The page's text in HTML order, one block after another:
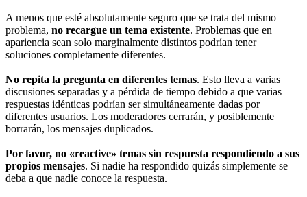
A menos que esté absolutamente seguro que se trata del mismo
problema, no recargue un tema existente. Problemas que en
apariencia sean solo marginalmente distintos podrían tener
soluciones completamente diferentes.
No repita la pregunta en diferentes temas. Esto lleva a varias
discusiones separadas y a pérdida de tiempo debido a que varias
respuestas idénticas podrían ser simultáneamente dadas por
diferentes usuarios. Los moderadores cerrarán, y posiblemente
borrarán, los mensajes duplicados.
Por favor, no «reactive» temas sin respuesta respondiendo a sus
propios mensajes. Si nadie ha respondido quizás simplemente se
deba a que nadie conoce la respuesta.